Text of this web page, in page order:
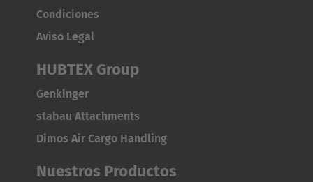
Condiciones
Aviso Legal
HUBTEX Group
Genkinger
stabau Attachments
Dimos Air Cargo Handling
Nuestros Productos